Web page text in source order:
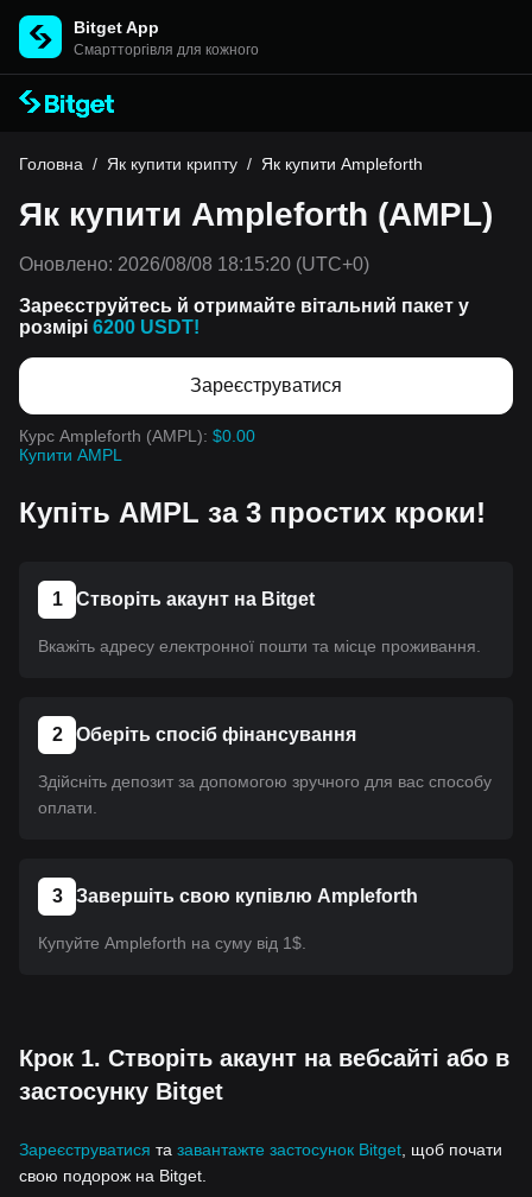
Bitget App
Cмартторгівля для кожного
Головна / Як купити крипту / Як купити Ampleforth
Як купити Ampleforth (AMPL)
Оновлено: 2026/08/08 18:15:20 (UTC+0)
Зареєструйтесь й отримайте вітальний пакет у
розмірі 6200 USDT!
Зареєструватися
Курс Ampleforth (AMPL): $0.00
Купити AMPL
Купіть AMPL за 3 простих кроки!
1 Створіть акаунт на Bitget
Вкажіть адресу електронної пошти та місце проживання.
2 Оберіть спосіб фінансування
Здійсніть депозит за допомогою зручного для вас способу
оплати.
3 Завершіть свою купівлю Ampleforth
Купуйте Ampleforth на суму від 1$.
Крок 1. Створіть акаунт на вебсайті або в
застосунку Bitget
Зареєструватися та завантажте застосунок Bitget , щоб почати
свою подорож на Bitget.